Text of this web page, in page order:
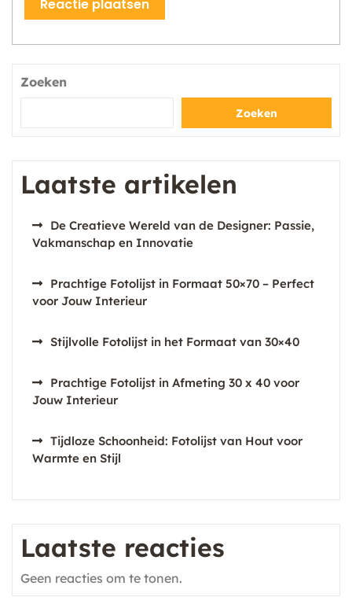
Zoeken
Zoeken
Laatste artikelen
De Creatieve Wereld van de Designer: Passie,
Vakmanschap en Innovatie
Prachtige Fotolijst in Formaat 50×70 – Perfect
voor Jouw Interieur
Stijlvolle Fotolijst in het Formaat van 30×40
Prachtige Fotolijst in Afmeting 30 x 40 voor
Jouw Interieur
Tijdloze Schoonheid: Fotolijst van Hout voor
Warmte en Stijl
Laatste reacties
Geen reacties om te tonen.